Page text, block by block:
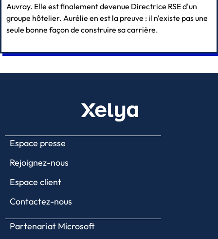
Auvray. Elle est finalement devenue Directrice RSE d'un
groupe hôtelier. Aurélie en est la preuve : il n'existe pas une
seule bonne façon de construire sa carrière.
Espace presse
Rejoignez-nous
Espace client
Contactez-nous
Partenariat Microsoft